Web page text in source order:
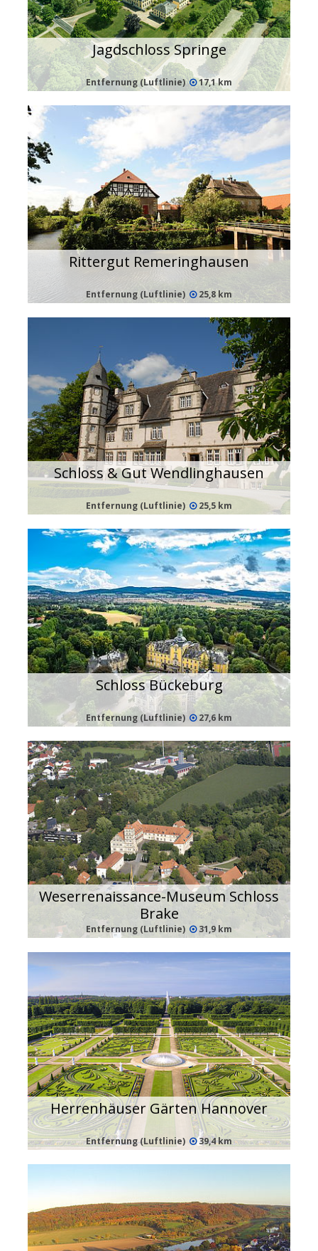
Jagdschloss Springe
Entfernung (Luftlinie) 17,1 km
Rittergut Remeringhausen
Entfernung (Luftlinie) 25,8 km
Schloss & Gut Wendlinghausen
Entfernung (Luftlinie) 25,5 km
Schloss Bückeburg
Entfernung (Luftlinie) 27,6 km
Weserrenaissance-Museum Schloss
Brake
Entfernung (Luftlinie) 31,9 km
Herrenhäuser Gärten Hannover
Entfernung (Luftlinie) 39,4 km